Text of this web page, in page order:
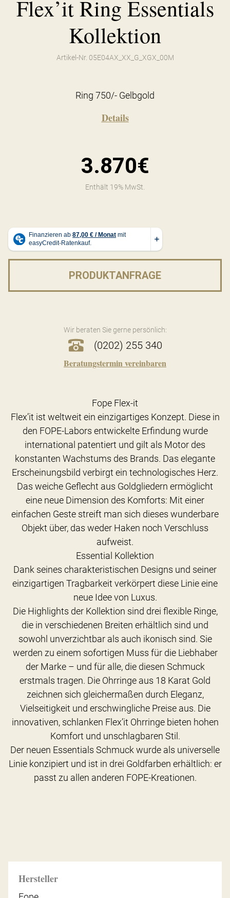
Flex’it Ring Essentials
Kollektion
Artikel-Nr. 05E04AX_XX_G_XGX_00M
Ring 750/- Gelbgold
Details
3.870€
Enthält 19% MwSt.
PRODUKTANFRAGE
Wir beraten Sie gerne persönlich:
(0202) 255 340
Beratungstermin vereinbaren
Hersteller
Fope Flex-it
Flex’it ist weltweit ein einzigartiges Konzept. Diese in
den FOPE-Labors entwickelte Erfindung wurde
international patentiert und gilt als Motor des
konstanten Wachstums des Brands. Das elegante
Erscheinungsbild verbirgt ein technologisches Herz.
Das weiche Geflecht aus Goldgliedern ermöglicht
eine neue Dimension des Komforts: Mit einer
einfachen Geste streift man sich dieses wunderbare
Objekt über, das weder Haken noch Verschluss
aufweist.
Essential Kollektion
Dank seines charakteristischen Designs und seiner
einzigartigen Tragbarkeit verkörpert diese Linie eine
neue Idee von Luxus.
Die Highlights der Kollektion sind drei flexible Ringe,
die in verschiedenen Breiten erhältlich sind und
sowohl unverzichtbar als auch ikonisch sind. Sie
werden zu einem sofortigen Muss für die Liebhaber
der Marke – und für alle, die diesen Schmuck
erstmals tragen. Die Ohrringe aus 18 Karat Gold
zeichnen sich gleichermaßen durch Eleganz,
Vielseitigkeit und erschwingliche Preise aus. Die
innovativen, schlanken Flex’it Ohrringe bieten hohen
Komfort und unschlagbaren Stil.
Der neuen Essentials Schmuck wurde als universelle
Linie konzipiert und ist in drei Goldfarben erhältlich: er
passt zu allen anderen FOPE-Kreationen.